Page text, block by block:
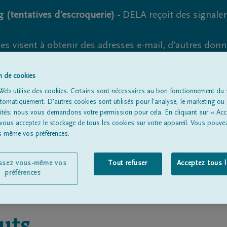
(tentatives d'escroquerie) - DELA reçoit des
visent à obtenir des adresses e-mail, d'autres
et vérifiez soigneusement l'expéditeur.
Cependant, les tentatives d'hameçonnage et de
Tous les avis de décès
de cookies
utilise des cookies. Certains sont nécessaires au bon fonctionnement du
D'autres cookies sont utilisés pour l'analyse, le marketing ou
nous vous demandons votre permission pour cela. En cliquant sur «
acceptez le stockage de tous les cookies sur votre appareil. Vous
même vos préférences.
Tout refuser Acceptez tous
vous-même vos
préférences